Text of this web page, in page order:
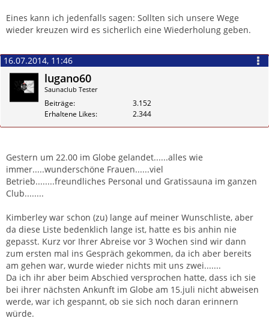
Eines kann ich jedenfalls sagen: Sollten sich unsere Wege
wieder kreuzen wird es sicherlich eine Wiederholung geben.
16.07.2014, 11:46
lugano60
Saunaclub Tester
Beiträge
3.152
Erhaltene Likes
2.344
Gestern um 22.00 im Globe gelandet......alles wie
immer.....wunderschöne Frauen......viel
Betrieb........freundliches Personal und Gratissauna im ganzen
Club........
Kimberley war schon (zu) lange auf meiner Wunschliste, aber
da diese Liste bedenklich lange ist, hatte es bis anhin nie
gepasst. Kurz vor Ihrer Abreise vor 3 Wochen sind wir dann
zum ersten mal ins Gespräch gekommen, da ich aber bereits
am gehen war, wurde wieder nichts mit uns zwei.......
Da ich ihr aber beim Abschied versprochen hatte, dass ich sie
bei ihrer nächsten Ankunft im Globe am 15.juli nicht abweisen
werde, war ich gespannt, ob sie sich noch daran erinnern
würde.